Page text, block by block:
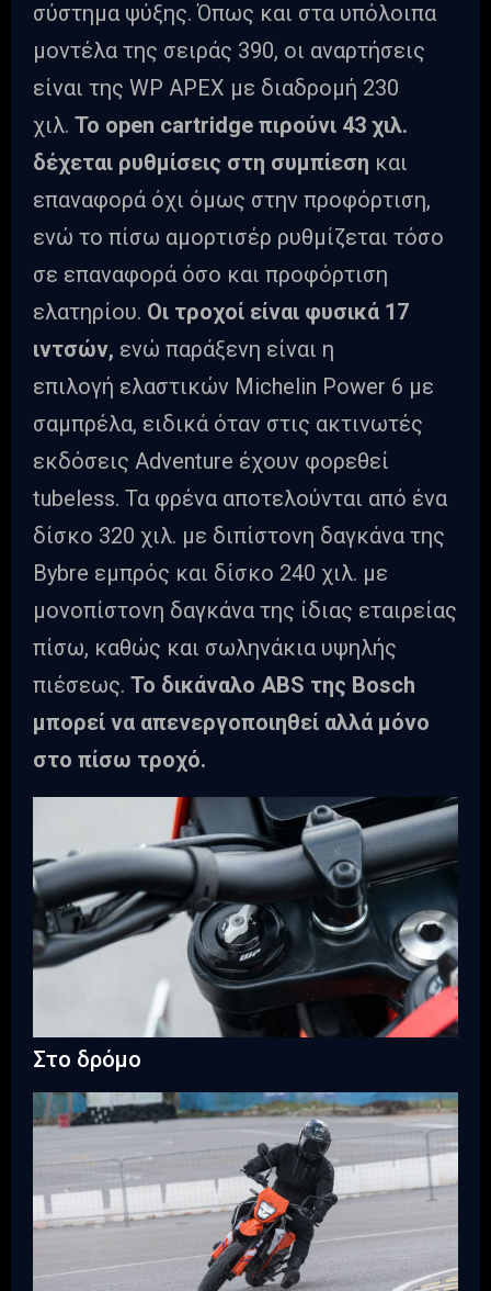
σύστημα ψύξης. Όπως και στα υπόλοιπα
μοντέλα της σειράς 390, οι αναρτήσεις
είναι της WP APEX με διαδρομή 230
χιλ. Το open cartridge πιρούνι 43 χιλ.
δέχεται ρυθμίσεις στη συμπίεση και
επαναφορά όχι όμως στην προφόρτιση,
ενώ το πίσω αμορτισέρ ρυθμίζεται τόσο
σε επαναφορά όσο και προφόρτιση
ελατηρίου. Οι τροχοί είναι φυσικά 17
ιντσών, ενώ παράξενη είναι η
επιλογή ελαστικών Michelin Power 6 με
σαμπρέλα, ειδικά όταν στις ακτινωτές
εκδόσεις Adventure έχουν φορεθεί
tubeless. Τα φρένα αποτελούνται από ένα
δίσκο 320 χιλ. με διπίστονη δαγκάνα της
Bybre εμπρός και δίσκο 240 χιλ. με
μονοπίστονη δαγκάνα της ίδιας εταιρείας
πίσω, καθώς και σωληνάκια υψηλής
πιέσεως. Το δικάναλο ABS της Bosch
μπορεί να απενεργοποιηθεί αλλά μόνο
στο πίσω τροχό.
Στο δρόμο